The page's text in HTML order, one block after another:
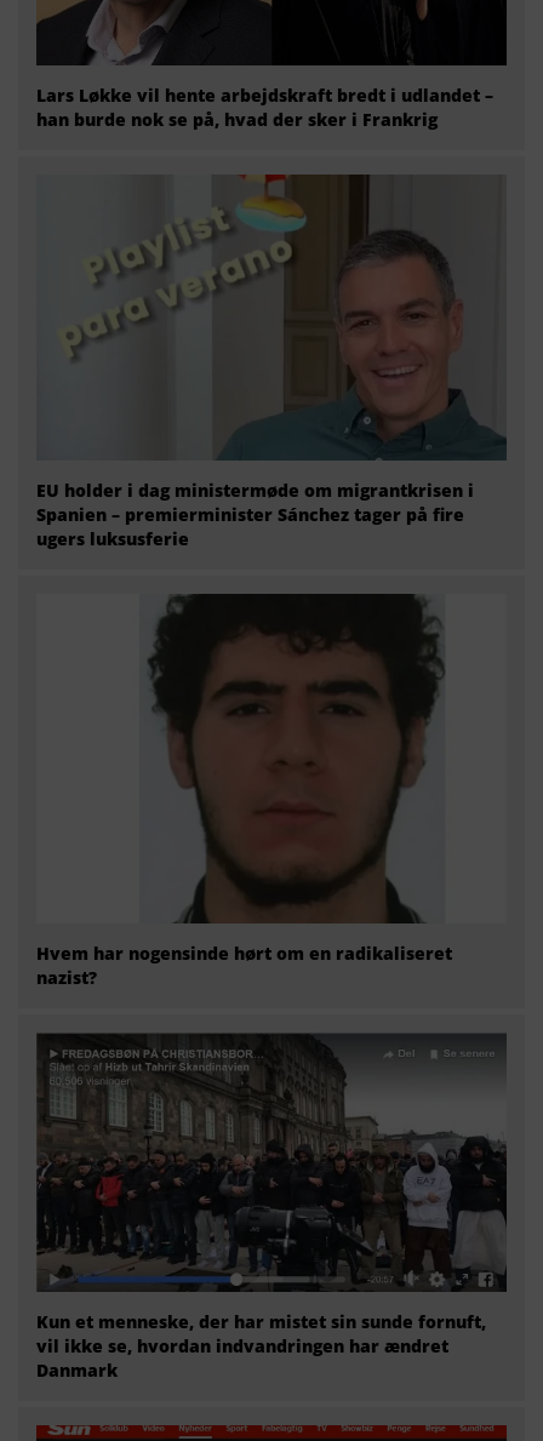
Lars Løkke vil hente arbejdskraft bredt i udlandet –
han burde nok se på, hvad der sker i Frankrig
EU holder i dag ministermøde om migrantkrisen i
Spanien – premierminister Sánchez tager på fire
ugers luksusferie
Hvem har nogensinde hørt om en radikaliseret
nazist?
Kun et menneske, der har mistet sin sunde fornuft,
vil ikke se, hvordan indvandringen har ændret
Danmark